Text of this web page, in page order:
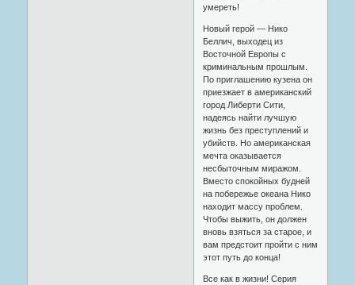
умереть!
Новый герой — Нико
Беллич, выходец из
Восточной Европы с
криминальным прошлым.
По приглашению кузена он
приезжает в американский
город Либерти Сити,
надеясь найти лучшую
жизнь без преступлений и
убийств. Но американская
мечта оказывается
несбыточным миражом.
Вместо спокойных будней
на побережье океана Нико
находит массу проблем.
Чтобы выжить, он должен
вновь взяться за старое, и
вам предстоит пройти с ним
этот путь до конца!
Все как в жизни! Серия